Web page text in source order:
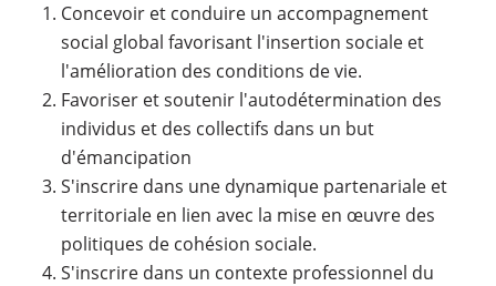
Concevoir et conduire un accompagnement
social global favorisant l'insertion sociale et
l'amélioration des conditions de vie.
Favoriser et soutenir l'autodétermination des
individus et des collectifs dans un but
d'émancipation
S'inscrire dans une dynamique partenariale et
territoriale en lien avec la mise en œuvre des
politiques de cohésion sociale.
S'inscrire dans un contexte professionnel du